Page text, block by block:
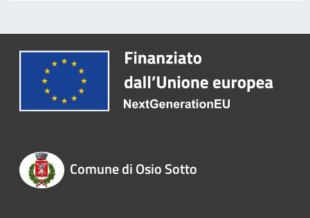
Comune di Osio Sotto